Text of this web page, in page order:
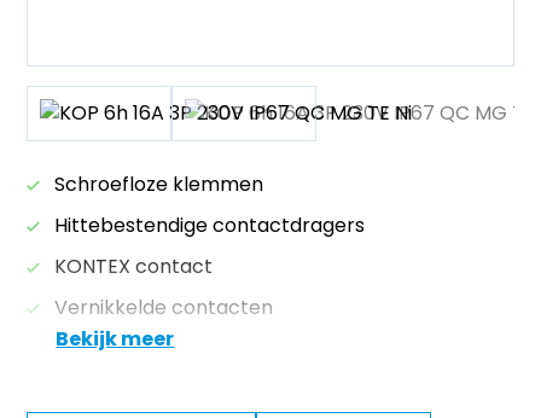
Schroefloze klemmen
Hittebestendige contactdragers
KONTEX contact
Vernikkelde contacten
Bekijk meer